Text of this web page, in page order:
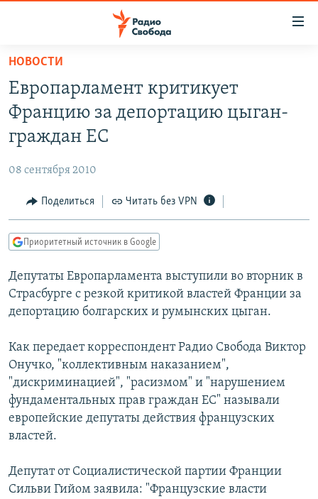
упрощенного
доступа
Вернуться
основному
Вернутся
Вернутся
поиску
ПОДКАСТЫ
АВТОРСКИЕ ПРОЕКТЫ
МНЕНИЯ
КУЛЬТУРА
КАВКАЗ.РЕАЛИИ
СЕВЕР.РЕАЛИИ
СИБИРЬ.РЕАЛИИ
ПОДПИШИТЕСЬ НА РАССЫЛКУ
СОЦИАЛЬНЫЕ СЕТИ
Все сайты РСЕ/РС
НОВОСТИ
Европарламент критикует
Францию за депортацию цыган-
граждан ЕС
08 сентября 2010
Поделиться Читать без VPN
Приоритетный источник в Google
Депутаты Европарламента выступили во вторник в
Страсбурге с резкой критикой властей Франции за
депортацию болгарских и румынских цыган.
Как передает корреспондент Радио Свобода Виктор
Онучко, "коллективным наказанием",
"дискриминацией", "расизмом" и "нарушением
фундаментальных прав граждан ЕС" называли
европейские депутаты действия французских
властей.
Депутат от Социалистической партии Франции
Сильви Гийом заявила: "Французские власти